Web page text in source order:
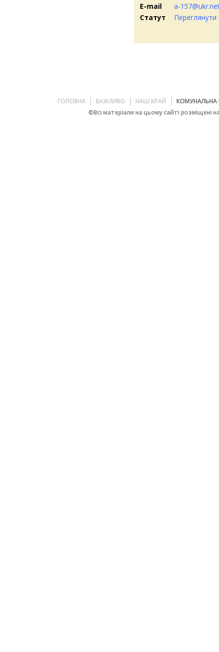
E-mail
a-
Статут
Переглянути
ГОЛОВНА ВАЖЛИВО НАШ КРАЙ
КОМУНАЛЬНА
©Всі матеріали на цьому сайті розміщені